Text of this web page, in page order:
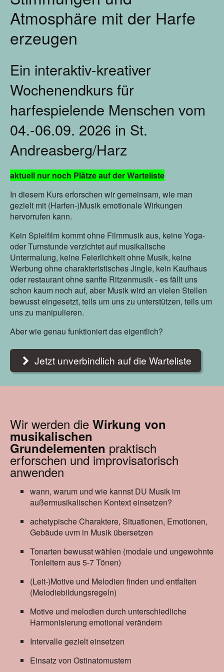
Harfenstammtisch
Newsletter
Metta-Mediation
Inspirations for Harp Players
Über mich
Kontakt
Atmosphäre mit der Harfe
erzeugen
Ein interaktiv-kreativer
Wochenendkurs für
harfespielende Menschen vom
04.-06.09. 2026 in St.
Andreasberg/Harz
aktuell nur noch Plätze auf der Warteliste
In diesem Kurs erforschen wir gemeinsam, wie man
gezielt mit (Harfen-)Musik emotionale Wirkungen
hervorrufen kann.
Kein Spielfilm kommt ohne Filmmusik aus, keine Yoga-
oder Turnstunde verzichtet auf musikalische
Untermalung, keine Feierlichkeit ohne Musik, keine
Werbung ohne charakteristisches Jingle, kein Kaufhaus
oder restaurant ohne sanfte Ritzenmusik - es fällt uns
schon kaum noch auf, aber Musik wird an vielen Stellen
bewusst eingesetzt, teils um uns zu unterstützen, teils um
uns zu manipulieren.
Aber wie genau funktioniert das eigentlich?
Jetzt unverbindlich auf die Warteliste
Wir werden die Wirkung von
musikalischen
Grundelementen praktisch
erforschen und improvisatorisch
anwenden
wann, warum und wie kannst DU Musik im
außermusikalischen Kontext einsetzen?
achetypische Charaktere, Situationen, Emotionen,
Gebäude uvm in Musik übersetzen
Tonarten bewusst wählen (modale und ungewohnte
Tonleitern aus 5-7 Tönen)
(Leit-)Motive und Melodien finden und entfalten
(Melodiebildungsregeln)
Motive und melodien durch unterschiedliche
Harmonisierung emotional verändern
Intervalle gezielt einsetzen
Einsatz von Ostinatomustern